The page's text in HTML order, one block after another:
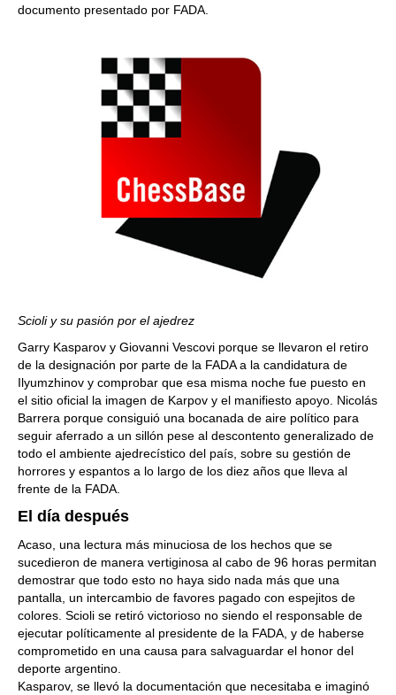
documento presentado por FADA.
Scioli y su pasión por el ajedrez
Garry Kasparov y Giovanni Vescovi porque se llevaron el retiro
de la designación por parte de la FADA a la candidatura de
Ilyumzhinov y comprobar que esa misma noche fue puesto en
el sitio oficial la imagen de Karpov y el manifiesto apoyo. Nicolás
Barrera porque consiguió una bocanada de aire político para
seguir aferrado a un sillón pese al descontento generalizado de
todo el ambiente ajedrecístico del país, sobre su gestión de
horrores y espantos a lo largo de los diez años que lleva al
frente de la FADA.
El día después
Acaso, una lectura más minuciosa de los hechos que se
sucedieron de manera vertiginosa al cabo de 96 horas permitan
demostrar que todo esto no haya sido nada más que una
pantalla, un intercambio de favores pagado con espejitos de
colores. Scioli se retiró victorioso no siendo el responsable de
ejecutar políticamente al presidente de la FADA, y de haberse
comprometido en una causa para salvaguardar el honor del
deporte argentino.
Kasparov, se llevó la documentación que necesitaba e imaginó